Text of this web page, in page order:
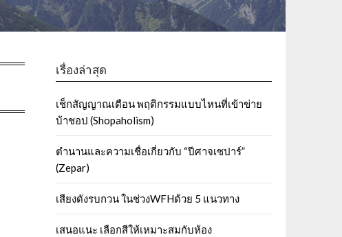
เรื่องล่าสุด
เช็กสัญญาณเตือน พฤติกรรมแบบไหนที่เข้าข่าย
บ้าชอป (Shopaholism)
ตำนานและความเชื่อเกี่ยวกับ “ปีศาจเซปาร์”
(Zepar)
เสียงดังรบกวน ในช่วงWFHด้วย 5 แนวทาง
เสนอแนะ เลือกสีให้เหมาะสมกับห้อง